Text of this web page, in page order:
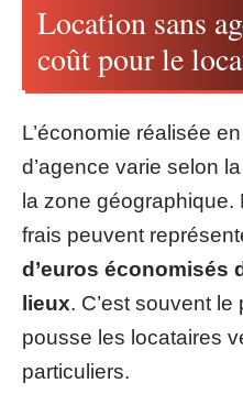
Location sans
coût pour le
L’économie réalisée
d’agence varie selon
la zone géographique.
frais peuvent
d’euros économisés
lieux. C’est souvent
pousse les locataires
particuliers.